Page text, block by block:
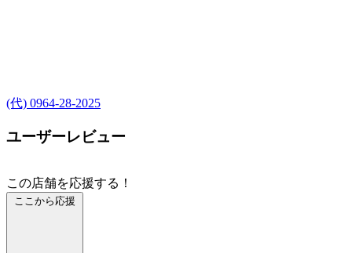
(代) 0964-28-2025
ユーザーレビュー
この店舗を応援する！
ここから応援